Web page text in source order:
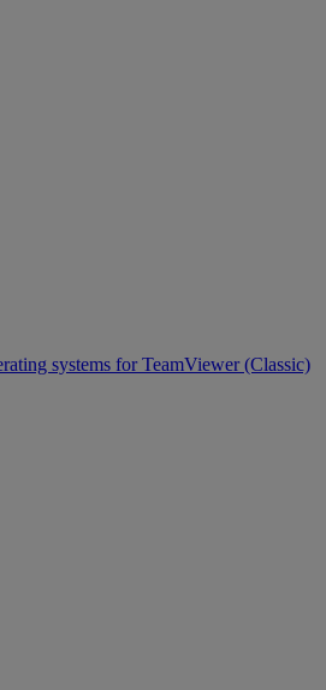
systems for TeamViewer (Classic)